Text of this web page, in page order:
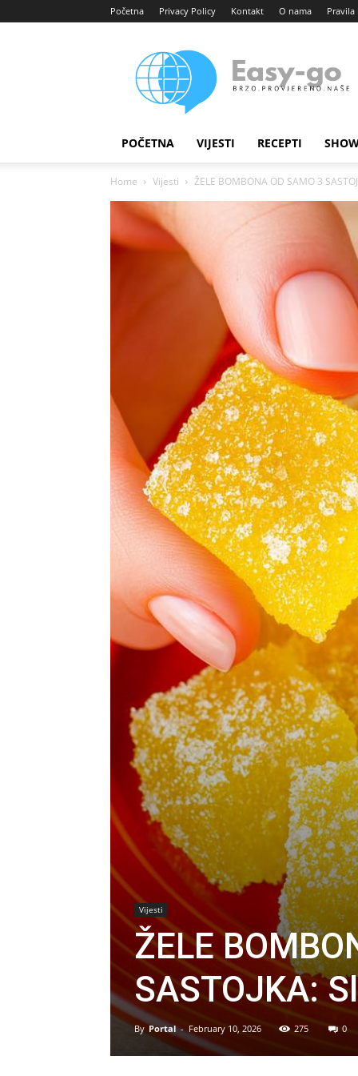
Početna Privacy Policy Kontakt O nama
portal
POČETNA VIJESTI RECEPTI
Home Vijesti ŽELE BOMBONA OD SAMO 3
Vijesti
ŽELE
SASTOJKA:
By Portal - February 10, 2026 275 0